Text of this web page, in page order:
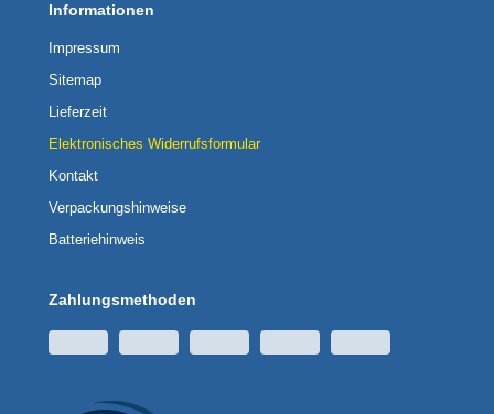
Informationen
Impressum
Sitemap
Lieferzeit
Elektronisches Widerrufsformular
Kontakt
Verpackungshinweise
Batteriehinweis
Zahlungsmethoden